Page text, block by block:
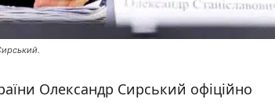
Олександр Сирський офіційно